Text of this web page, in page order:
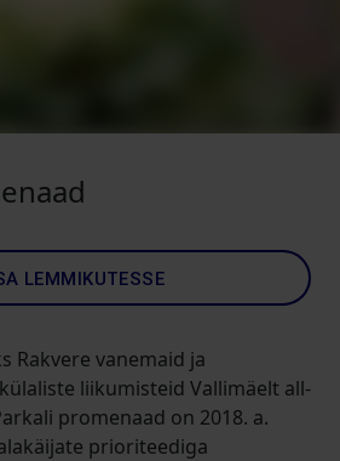
LEMMIKUTESSE
Rakvere vanemaid ja
liikumisteid Vallimäelt all-
promenaad on 2018. a.
prioriteediga